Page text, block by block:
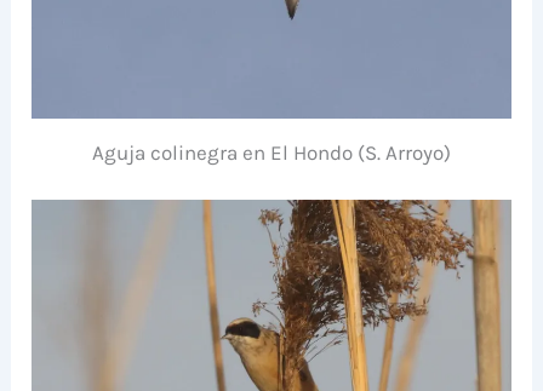
Aguja colinegra en El Hondo (S. Arroyo)